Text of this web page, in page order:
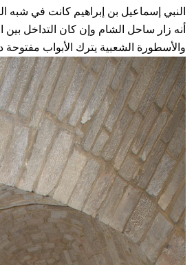
النبي إسماعيل بن إبراهيم كانت في شبه
أنه زار ساحل الشام وإن كان التداخل بين
والأسطورة الشعبية يترك الأبواب مفتوحة